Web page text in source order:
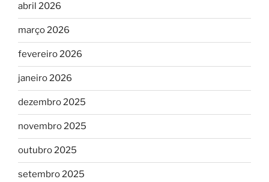
abril 2026
março 2026
fevereiro 2026
janeiro 2026
dezembro 2025
novembro 2025
outubro 2025
setembro 2025